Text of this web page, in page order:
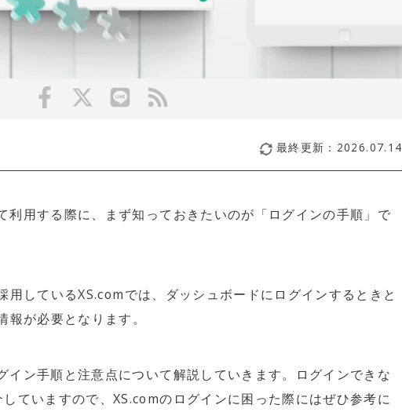
最終更新： 2026.07.14
利用する際に、まず知っておきたいのが「ログインの手順」で
しているXS.comでは、ダッシュボードにログインするときと
が必要となります。
イン手順と注意点について解説していきます。ログインできな
ていますので、XS.comのログインに困った際にはぜひ参考に